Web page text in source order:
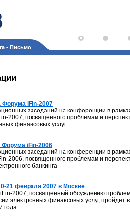
- Письмо
Форума iFin-2007
заседаний на конференции в
2007, посвященного проблемам и
финансовых услуг
Форума iFin-2006
заседаний на конференции в
2006, посвященного проблемам и
банкинга
21 февраля 2007 в Москве
2007, посвященный обсуждению
электронных финансовых услуг, пройдет в
года